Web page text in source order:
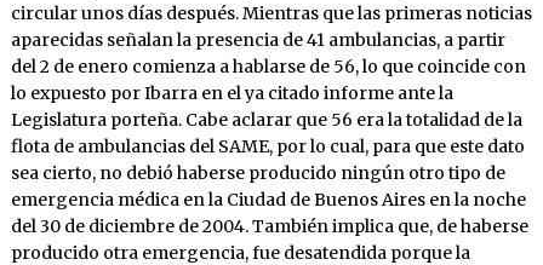
circular unos días después. Mientras que las primeras noticias
aparecidas señalan la presencia de 41 ambulancias, a partir
del 2 de enero comienza a hablarse de 56, lo que coincide con
lo expuesto por Ibarra en el ya citado informe ante la
Legislatura porteña. Cabe aclarar que 56 era la totalidad de la
flota de ambulancias del SAME, por lo cual, para que este dato
sea cierto, no debió haberse producido ningún otro tipo de
emergencia médica en la Ciudad de Buenos Aires en la noche
del 30 de diciembre de 2004. También implica que, de haberse
producido otra emergencia, fue desatendida porque la